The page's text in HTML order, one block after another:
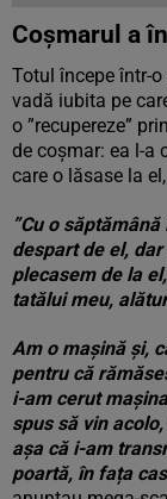
Coșmarul a
Totul începe într-
vadă iubita pe
o ”recupereze”
de coșmar: ea l-a
care o lăsase la
”Cu o
despart de el,
plecasem de la
tatălui meu,
Am o mașină și,
pentru că
i-am cerut
spus să vin
așa că i-am
poartă, în fața